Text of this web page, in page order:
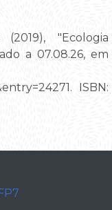
"Ecologia
a 07.08.26, em
ISBN: